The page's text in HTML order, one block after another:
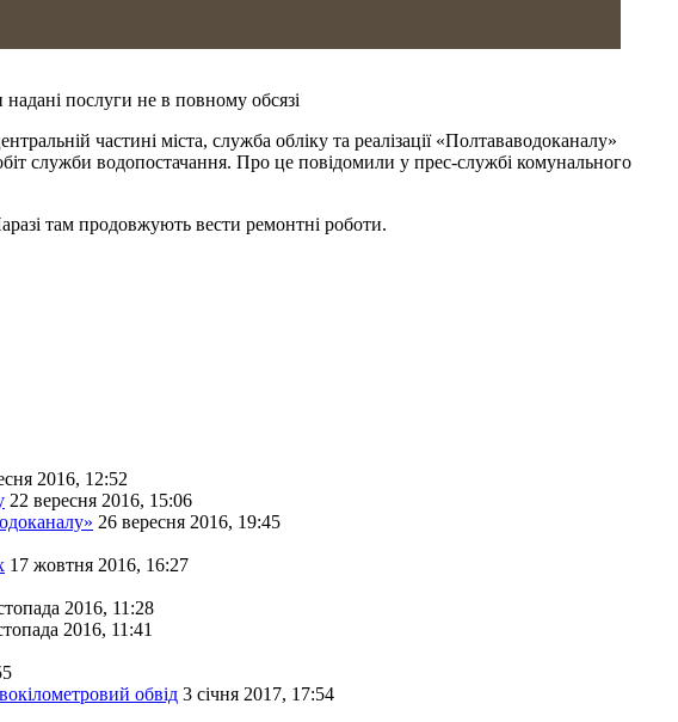
послуги не в повному обсязі
частині міста, служба обліку та реалізації «Полтававодоканалу»
служби водопостачання. Про це повідомили у прес-службі комунального
там продовжують вести ремонтні роботи.
2016, 12:52
22 вересня 2016, 15:06
26 вересня 2016, 19:45
17 жовтня 2016, 16:27
2016, 11:28
2016, 11:41
обвід 3 січня 2017, 17:54